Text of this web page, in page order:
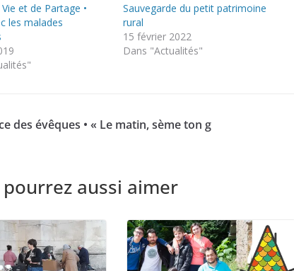
et de Partage •
les malades
Sauvegarde du petit patrimoine
rural
15 février 2022
Dans "Actualités"
des évêques • « Le matin, sème ton g
pourrez aussi aimer